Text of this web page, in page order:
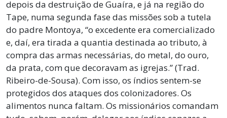
depois da destruição de Guaíra, e já na região do
Tape, numa segunda fase das missões sob a tutela
do padre Montoya, “o excedente era comercializado
e, daí, era tirada a quantia destinada ao tributo, à
compra das armas necessárias, do metal, do ouro,
da prata, com que decoravam as igrejas.” (Trad.
Ribeiro-de-Sousa). Com isso, os índios sentem-se
protegidos dos ataques dos colonizadores. Os
alimentos nunca faltam. Os missionários comandam